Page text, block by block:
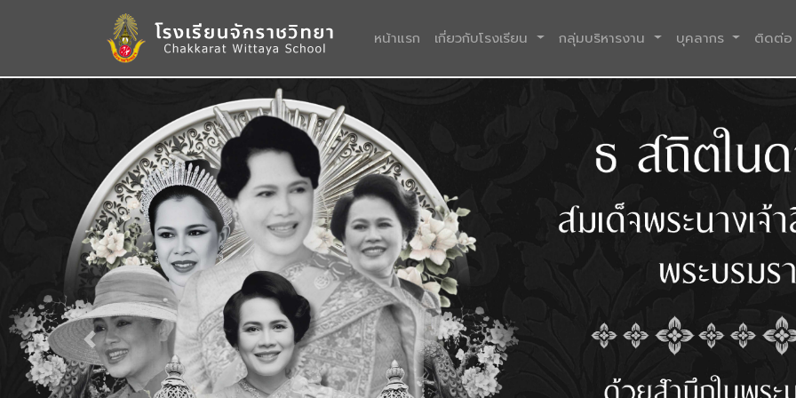
หน้าแรก (current)
เกี่ยวกับโรงเรียน กลุ่มบริหารงาน บุคลากร ติดต่อ
Previous